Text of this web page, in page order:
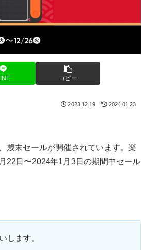
コピー
2023.12.19 2024.01.23
歳末セールが開催されています。楽
22日〜2024年1月3日の期間中セール
します。